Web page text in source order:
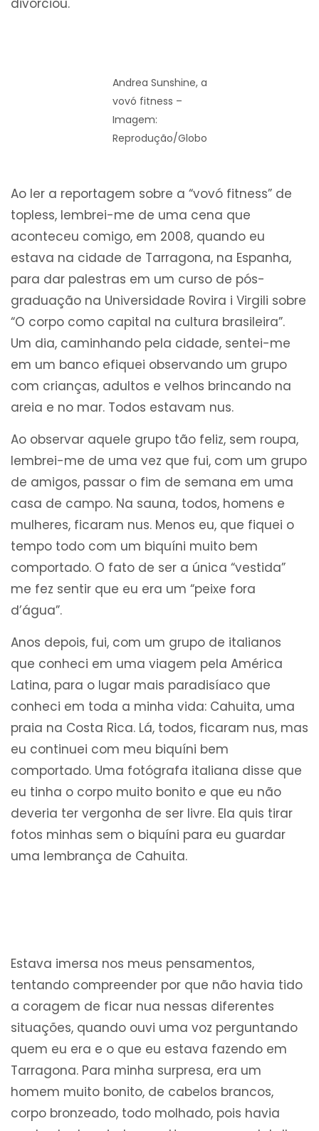
divorciou.
Andrea Sunshine, a
vovó fitness –
Imagem:
Reprodução/Globo
Ao ler a reportagem sobre a “vovó fitness” de
topless, lembrei-me de uma cena que
aconteceu comigo, em 2008, quando eu
estava na cidade de Tarragona, na Espanha,
para dar palestras em um curso de pós-
graduação na Universidade Rovira i Virgili sobre
“O corpo como capital na cultura brasileira”.
Um dia, caminhando pela cidade, sentei-me
em um banco efiquei observando um grupo
com crianças, adultos e velhos brincando na
areia e no mar. Todos estavam nus.
Ao observar aquele grupo tão feliz, sem roupa,
lembrei-me de uma vez que fui, com um grupo
de amigos, passar o fim de semana em uma
casa de campo. Na sauna, todos, homens e
mulheres, ficaram nus. Menos eu, que fiquei o
tempo todo com um biquíni muito bem
comportado. O fato de ser a única “vestida”
me fez sentir que eu era um “peixe fora
d’água”.
Anos depois, fui, com um grupo de italianos
que conheci em uma viagem pela América
Latina, para o lugar mais paradisíaco que
conheci em toda a minha vida: Cahuita, uma
praia na Costa Rica. Lá, todos, ficaram nus, mas
eu continuei com meu biquíni bem
comportado. Uma fotógrafa italiana disse que
eu tinha o corpo muito bonito e que eu não
deveria ter vergonha de ser livre. Ela quis tirar
fotos minhas sem o biquíni para eu guardar
uma lembrança de Cahuita.
Estava imersa nos meus pensamentos,
tentando compreender por que não havia tido
a coragem de ficar nua nessas diferentes
situações, quando ouvi uma voz perguntando
quem eu era e o que eu estava fazendo em
Tarragona. Para minha surpresa, era um
homem muito bonito, de cabelos brancos,
corpo bronzeado, todo molhado, pois havia